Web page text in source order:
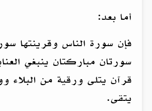
أما بعد:
فإن سورة الناس وقرينتها
سورتان مباركتان ينبغي
قرآن يتلى ورقية من البلاء
يتقى.